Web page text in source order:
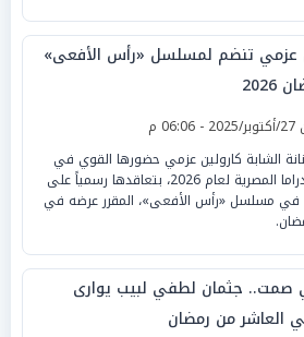
عزمي تنضم لمسلسل «رأس الأفعى»
م
الشابة كارولين عزمي حضورها القوي في
خريطة الدراما المصرية لعام 2026، بتعاقدها رسمياً على
في مسلسل «رأس الأفعى»، المقرر عرضه في
صمت.. جثمان لطفي لبيب يوارى
العاشر من رمضان